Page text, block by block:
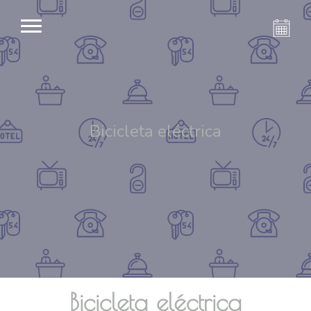
Bicicleta eléctrica
Bicicleta eléctrica